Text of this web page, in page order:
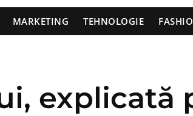
MARKETING TEHNOLOGIE
explicată